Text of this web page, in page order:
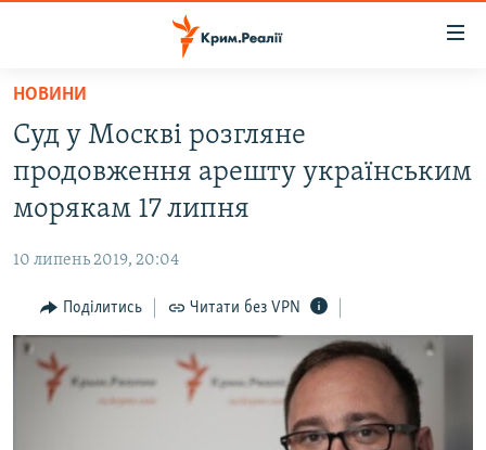
Перейти
основного
матеріалу
Перейти
до
основної
Перейти
до
пошуку
ВОДА.КРИМ
ВІДЕО ТА ФОТО
БЛОГИ
ПОГЛЯД
ІНТЕРВ'Ю
ВСЕ ЗА ДЕНЬ
НОВИНИ
Суд у Москві розгляне
продовження арешту українським
морякам 17 липня
10 липень 2019, 20:04
Поділитись Читати без VPN